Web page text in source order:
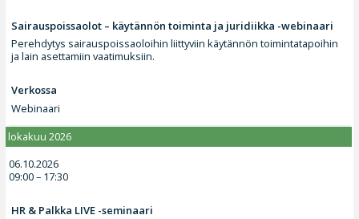
Sairauspoissaolot – käytännön toiminta ja juridiikka -webinaari
Perehdytys sairauspoissaoloihin liittyviin käytännön toimintatapoihin
ja lain asettamiin vaatimuksiin.
Verkossa
Webinaari
lokakuu 2026
06.10.2026
09:00 – 17:30
HR & Palkka LIVE -seminaari